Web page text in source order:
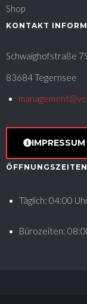
Shop
KONTAKT
Schwaighofstraße
83684 Tegernsee
ÖFFNUNGSZEITEN
Täglich: 04:00
Bürozeiten: